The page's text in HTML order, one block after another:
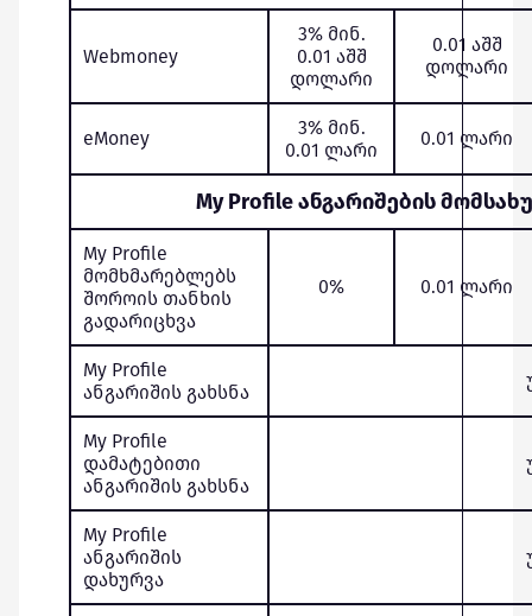
Webmoney
3% მინ.
0.01 აშშ
დოლარი
0.01 აშშ
დოლარი
eMoney
3% მინ.
0.01 ლარი
0.01 ლარი
My Profile ანგარიშების
My Profile
მომხმარებლებს
შოროის თანხის
გადარიცხვა
0% 0.01 ლარი
My Profile
ანგარიშის გახსნა
My Profile
დამატებითი
ანგარიშის გახსნა
My Profile
ანგარიშის
დახურვა